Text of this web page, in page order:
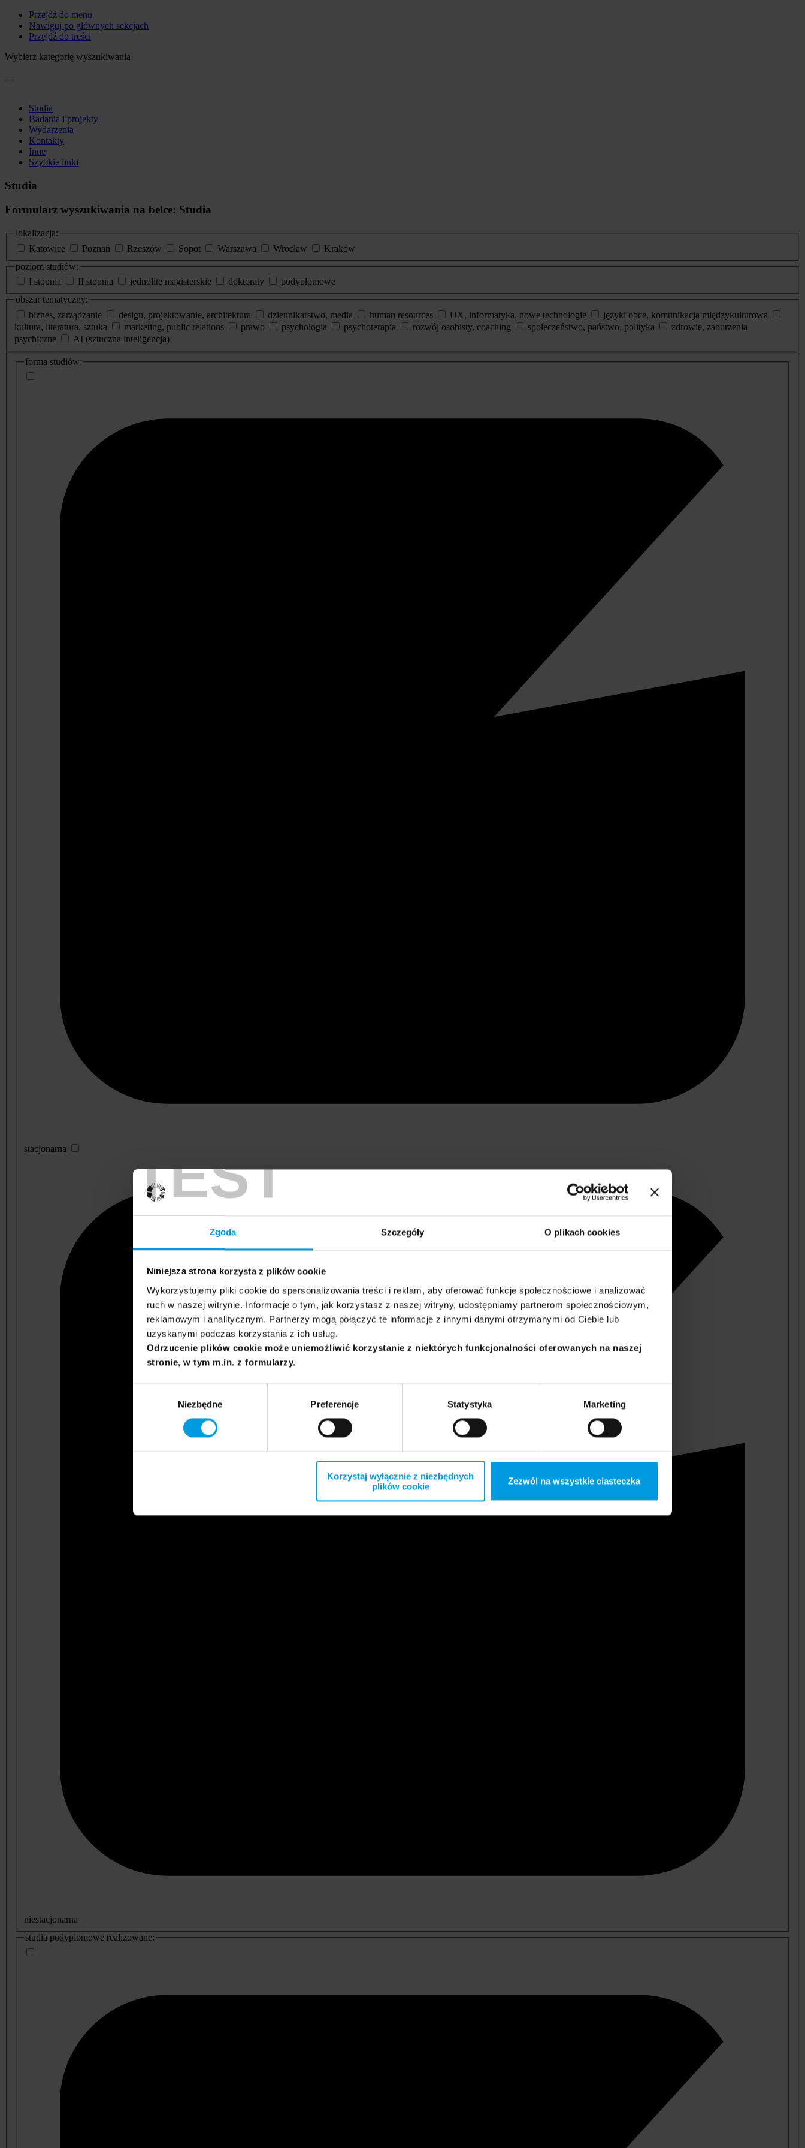
TEST
Zgoda Szczegóły O plikach cookies
Niniejsza strona korzysta z plików cookie
Wykorzystujemy pliki cookie do spersonalizowania treści i reklam, aby oferować funkcje społecznościowe i analizować
ruch w naszej witrynie. Informacje o tym, jak korzystasz z naszej witryny, udostępniamy partnerom społecznościowym,
reklamowym i analitycznym. Partnerzy mogą połączyć te informacje z innymi danymi otrzymanymi od Ciebie lub
uzyskanymi podczas korzystania z ich usług.
Odrzucenie plików cookie może uniemożliwić korzystanie z niektórych funkcjonalności oferowanych na naszej
stronie, w tym m.in. z formularzy.
Niezbędne Preferencje Statystyka Marketing
Korzystaj wyłącznie z niezbędnych
plików cookie
Zezwól na wszystkie ciasteczka
Przejdź do menu
Nawiguj po głównych sekcjach
Przejdź do treści
Wybierz kategorię wyszukiwania
Studia
Badania i projekty
Wydarzenia
Kontakty
Inne
Szybkie linki
Studia
Formularz wyszukiwania na belce: Studia
lokalizacja:
Katowice
Poznań Rzeszów Sopot Warszawa Wrocław
Kraków
poziom studiów:
I stopnia
II stopnia jednolite magisterskie doktoraty
podyplomowe
obszar tematyczny:
biznes, zarządzanie
design, projektowanie, architektura dziennikarstwo, media human resources UX, informatyka, nowe technologie
języki obce, komunikacja międzykulturowa
kultura, literatura, sztuka
marketing, public relations prawo psychologia psychoterapia rozwój osobisty, coaching społeczeństwo, państwo, polityka
zdrowie, zaburzenia
psychiczne
AI (sztuczna inteligencja)
dodatkowe
informacje
forma studiów:
stacjonarna
niestacjonarna
studia podyplomowe realizowane: